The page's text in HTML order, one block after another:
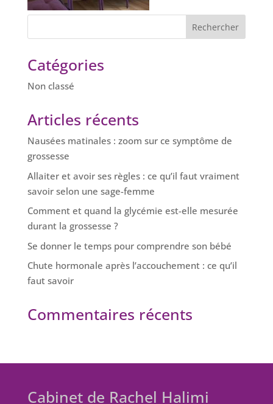
Catégories
Non classé
Articles récents
Nausées matinales : zoom sur ce symptôme de
grossesse
Allaiter et avoir ses règles : ce qu’il faut vraiment
savoir selon une sage-femme
Comment et quand la glycémie est-elle mesurée
durant la grossesse ?
Se donner le temps pour comprendre son bébé
Chute hormonale après l’accouchement : ce qu’il
faut savoir
Commentaires récents
Cabinet de Rachel Halimi